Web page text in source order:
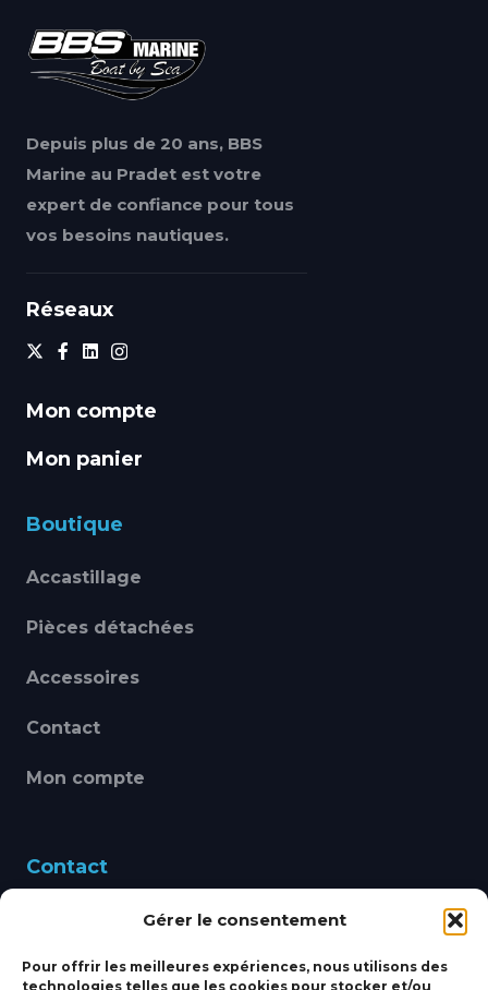
Gérer le consentement
Pour offrir les meilleures expériences, nous utilisons des
technologies telles que les cookies pour stocker et/ou
Depuis plus de 20 ans, BBS
Marine au Pradet est votre
expert de confiance pour tous
vos besoins nautiques.
Réseaux
Mon compte
Mon panier
Boutique
Accastillage
Pièces détachées
Accessoires
Contact
Mon compte
Contact
460 Avenue Alain Le